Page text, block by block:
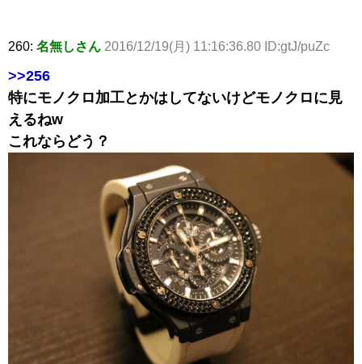
260: 名無しさん 2016/12/19(月) 11:16:36.80 ID:gtJ/puZc
>>256
特にモノクロ加工とかはしてないけどモノクロに見
えるねw
これならどう？